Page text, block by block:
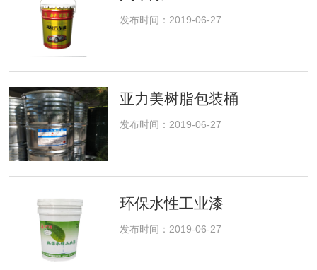
发布时间：2019-06-27
亚力美树脂包装桶
发布时间：2019-06-27
环保水性工业漆
发布时间：2019-06-27